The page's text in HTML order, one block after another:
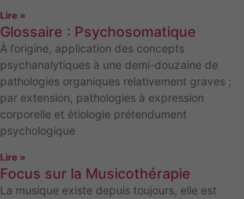
Lire »
Glossaire : Psychosomatique
À l’origine, application des concepts
psychanalytiques à une demi-douzaine de
pathologies organiques relativement graves ;
par extension, pathologies à expression
corporelle et étiologie prétendument
psychologique
Lire »
Focus sur la Musicothérapie
La musique existe depuis toujours, elle est